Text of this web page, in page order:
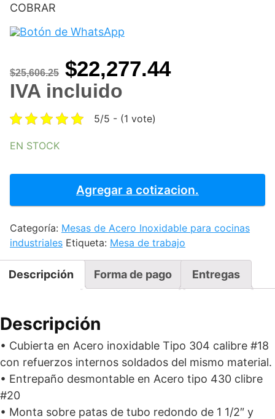
COBRAR
$25,606.25 Original
price
was:
$22,277.44Current
IVA incluido
5/5 - (1 vote)
EN STOCK
ISLA
CON
ENTREPAÑO
200
Agregar a cotizacion.
Categoría: Mesas de Acero Inoxidable para cocinas
industriales Etiqueta: Mesa de trabajo
Descripción Forma de pago Entregas
Descripción
• Cubierta en Acero inoxidable Tipo 304 calibre #18
con refuerzos internos soldados del mismo material.
• Entrepaño desmontable en Acero tipo 430 clibre
#20
• Monta sobre patas de tubo redondo de 1 1/2″ y